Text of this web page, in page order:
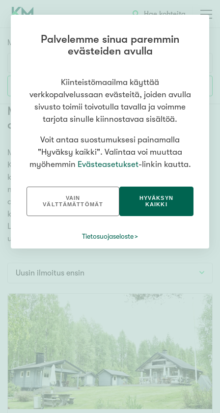
Hae kohteita
Myyntikohteet
Huoneluku
1h 2h 3h 4h 5h+
Asuntotyyppi
Kerros-/luhtitalo
Rivitalo/paritalo
Omakoti-/erillistalo
Maa- tai metsätila
Vapaa-ajan asunto
Autotalli
Hinta
000 000 €
Pinta-ala
Asuinpinta-ala Kokonaispinta-ala
Lisää hakuehtoja
Myytävät mökit ja vapaa-ajan
asunnot Kuhmo Lammasperä (1)
Meiltä löydät myytävät mökit ja vapaa-ajan asunnot
Kuhmo Lammasperä, olitpa etsimässä huvilaa,
kesämökkiä tai hiihtomajaa. Useat vaihtoehdot ja
maan kattava kiinteistönvälittäjien verkostomme
auttavat sinua löytämään unelmiesi mökin. Katso alta
kaikki myytävät mökit ja vapaa-ajan asunnot Kuhmo
Lammasperä ja tutustu mieleiseesi. Meiltä löydät
unelmiesi täyttymyksen!
Uusin ilmoitus ensin
Palvelemme sinua paremmin
evästeiden avulla
Kiinteistömaailma käyttää
verkkopalvelussaan evästeitä, joiden avulla
sivusto toimii toivotulla tavalla ja voimme
tarjota sinulle kiinnostavaa sisältöä.
Voit antaa suostumuksesi painamalla
"Hyväksy kaikki". Valintaa voi muuttaa
myöhemmin Evästeasetukset-linkin kautta.
VAIN
VÄLTTÄMÄTTÖMÄT
HYVÄKSYN
KAIKKI
Tietosuojaseloste